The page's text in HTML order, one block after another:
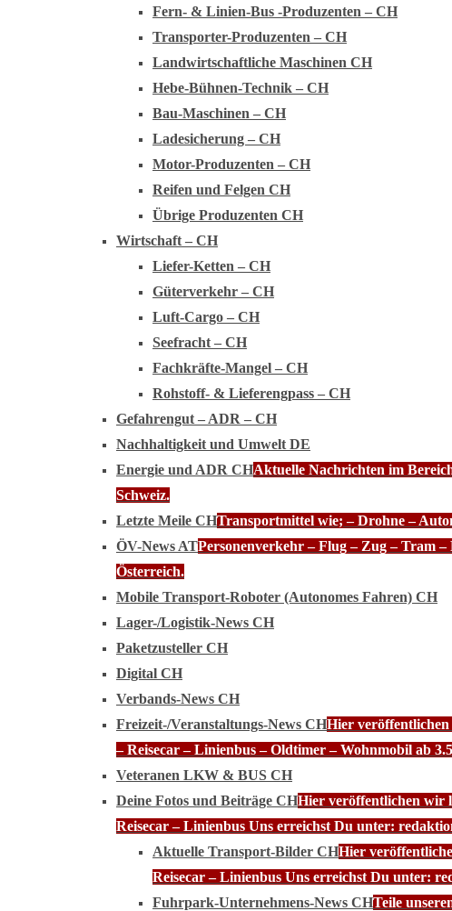
Fern- & Linien-Bus -Produzenten – CH
Transporter-Produzenten – CH
Landwirtschaftliche Maschinen CH
Hebe-Bühnen-Technik – CH
Bau-Maschinen – CH
Ladesicherung – CH
Motor-Produzenten – CH
Reifen und Felgen CH
Übrige Produzenten CH
Wirtschaft – CH
Liefer-Ketten – CH
Güterverkehr – CH
Luft-Cargo – CH
Seefracht – CH
Fachkräfte-Mangel – CH
Rohstoff- & Lieferengpass – CH
Gefahrengut – ADR – CH
Nachhaltigkeit und Umwelt DE
Energie und ADR CHAktuelle Nachrichten im
Schweiz.
Letzte Meile CHTransportmittel wie; – Drohne –
ÖV-News ATPersonenverkehr – Flug – Zug – Tram
Österreich.
Mobile Transport-Roboter (Autonomes Fahren) CH
Lager-/Logistik-News CH
Paketzusteller CH
Digital CH
Verbands-News CH
Freizeit-/Veranstaltungs-News CHHier
– Reisecar – Linienbus – Oldtimer – Wohnmobil ab
Veteranen LKW & BUS CH
Deine Fotos und Beiträge CHHier veröffentlichen wir
Reisecar – Linienbus Uns erreichst Du unter:
Aktuelle Transport-Bilder CHHier
Reisecar – Linienbus Uns erreichst Du unter:
Fuhrpark-Unternehmens-News CHTeile